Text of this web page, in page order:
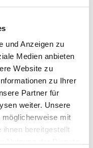
und Anzeigen zu
Medien anbieten
Website zu
zu Ihrer
Partner für
weiter. Unsere
mit
bereitgestellt
Verfahren der
einer
entlasten und nicht
gewähltes christliches
Verfahren auf Be-
wir darauf hin,
gut aufgehoben ist.
weil Betroffene ohne